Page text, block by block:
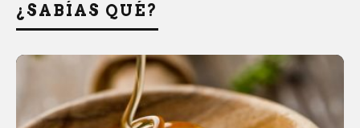
¿SABÍAS QUÉ?